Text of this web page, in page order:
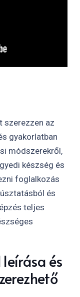
szerezzen az
gyakorlatban
módszerekről,
készség és
foglalkozás
és
teljes
és